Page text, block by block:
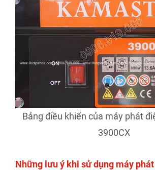
Bảng điều khiển của máy phát
3900CX
Những lưu ý khi sử dụng máy